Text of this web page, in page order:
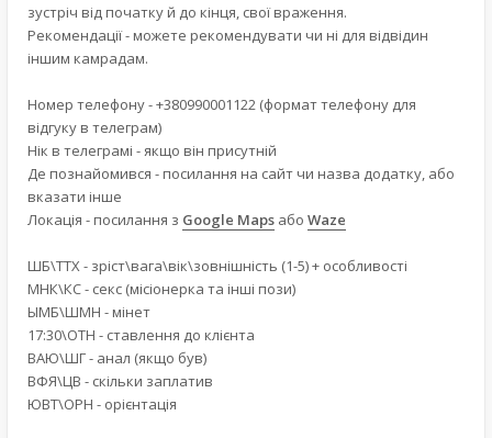
зустріч від початку й до кінця, свої враження.
Рекомендації - можете рекомендувати чи ні для відвідин
іншим камрадам.
Номер телефону - +380990001122 (формат телефону для
відгуку в телеграм)
Нік в телеграмі - якщо він присутній
Де познайомився - посилання на сайт чи назва додатку, або
вказати інше
Локація - посилання з Google Maps або Waze
ШБ\ТТХ - зріст\вага\вік\зовнішність (1-5) + особливості
МНК\КС - секс (місіонерка та інші пози)
ЫМБ\ШМН - мінет
17:30\ОТН - ставлення до клієнта
ВАЮ\ШГ - анал (якщо був)
ВФЯ\ЦВ - скільки заплатив
ЮВТ\ОРН - орієнтація